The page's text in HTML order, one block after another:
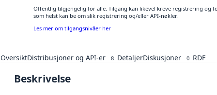
Offentlig tilgjengelig for alle. Tilgang kan likevel kreve registrering og
som helst kan be om slik registrering og/eller API-nøkler.
Les mer om tilgangsnivåer her
OversiktDistribusjoner og API-er 8 DetaljerDiskusjoner 0 RDF
Beskrivelse